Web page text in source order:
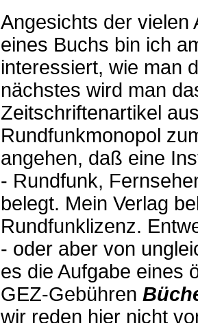
Angesichts der vielen
eines Buchs bin ich
interessiert, wie man
nächstes wird man
Zeitschriftenartikel
Rundfunkmonopol
angehen, daß eine
- Rundfunk,
belegt. Mein Verlag
Rundfunklizenz.
- oder aber von
es die Aufgabe eines
GEZ-Gebühren
wir reden hier nicht